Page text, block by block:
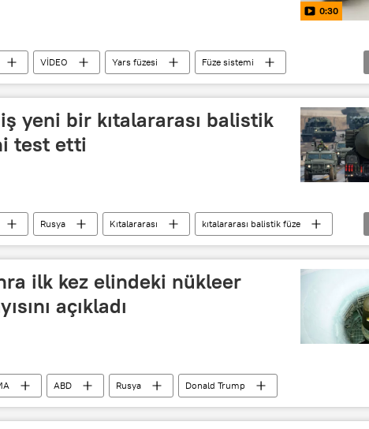
0:30
VİDEO Yars füzesi
Füze sistemi
teçhizat kıtalararası balistik füze
yeni bir kıtalararası balistik
test etti
Rusya Kıtalararası
kıtalararası balistik füze
ABD
ilk kez elindeki nükleer
açıkladı
ABD Rusya Donald Trump